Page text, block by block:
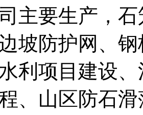
要生产，石
坡防护网、
利项目建设
、山区防石